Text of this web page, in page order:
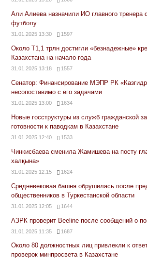
Али Алиева назначили ИО главного тренера
футболу
31.01.2025 13:30 1597
Около Т1,1 трлн достигли «безнадежные»
Казахстана на начало года
31.01.2025 13:18 1557
Сенатор: Финансирование МЭПР РК
несопоставимо с его задачами
31.01.2025 13:00 1634
Новые госструктуры из служб гражданской
готовности к паводкам в Казахстане
31.01.2025 12:40 1533
Чинкисбаева сменила Жамишева на посту
халқына»
31.01.2025 12:15 1624
Средневековая башня обрушилась после
общественников в Туркестанской области
31.01.2025 12:05 1644
АЗРК проверит Beeline после сообщений о
31.01.2025 11:35 1687
Около 80 должностных лиц привлекли к
проверок минпросвета в Казахстане